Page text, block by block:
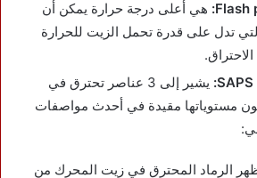
هي أعلى درجة حرارة يمكن أن
تدل على قدرة تحمل الزيت للحرارة
يشير إلى 3 عناصر تحترق في
مستوياتها مقيدة في أحدث مواصفات
الرماد المحترق في زيت المحرك من